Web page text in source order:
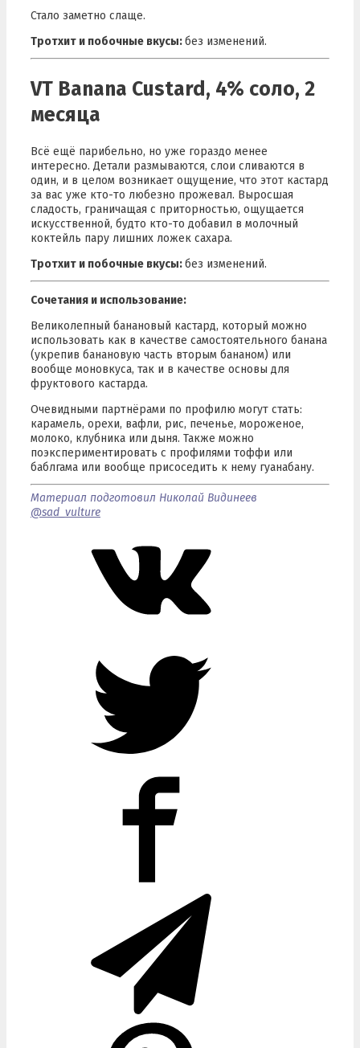
Стало заметно слаще.
Тротхит и побочные вкусы:без изменений.
VT Banana Custard, 4% соло, 2
месяца
Всё ещё парибельно, но уже гораздо менее
интересно. Детали размываются, слои сливаются в
один, и в целом возникает ощущение, что этот кастард
за вас уже кто-то любезно прожевал. Выросшая
сладость, граничащая с приторностью, ощущается
искусственной, будто кто-то добавил в молочный
коктейль пару лишних ложек сахара.
Тротхит и побочные вкусы:без изменений.
Сочетания и использование:
Великолепный банановый кастард, который можно
использовать как в качестве самостоятельного банана
(укрепив банановую часть вторым бананом) или
вообще моновкуса, так и в качестве основы для
фруктового кастарда.
Очевидными партнёрами по профилю могут стать:
карамель, орехи, вафли, рис, печенье, мороженое,
молоко, клубника или дыня. Также можно
поэкспериментировать с профилями тоффи или
баблгама или вообще присоседить к нему гуанабану.
Материал подготовил Николай Видинеев
@sad_vulture